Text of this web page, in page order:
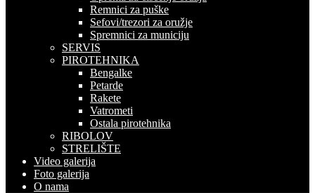
Remnici za puške
Sefovi/trezori za oružje
Spremnici za municiju
SERVIS
PIROTEHNIKA
Bengalke
Petarde
Rakete
Vatrometi
Ostala pirotehnika
RIBOLOV
STRELIŠTE
Video galerija
Foto galerija
O nama